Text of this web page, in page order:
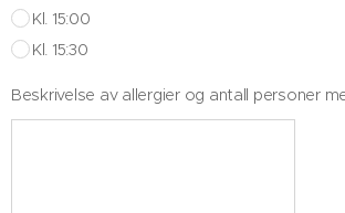
Kl. 15:00
Kl. 15:30
Beskrivelse av allergier og antall personer